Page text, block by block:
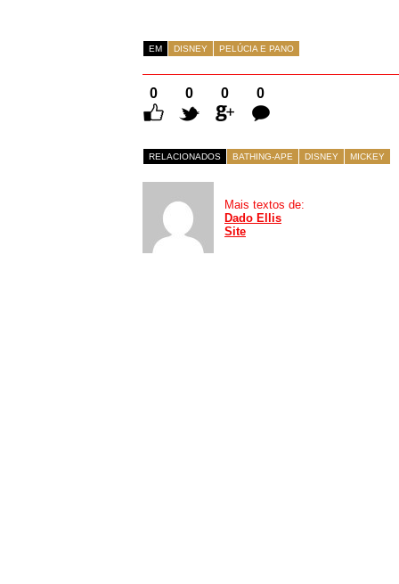
EM DISNEY PELÚCIA E PANO
0 0 0
0
Comentários
RELACIONADOS BATHING-APE DISNEY MICKEY
Mais textos de:
Dado Ellis
Site